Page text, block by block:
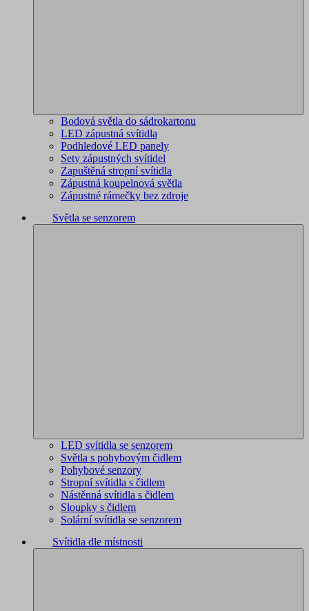
Bodová světla do sádrokartonu
LED zápustná svítidla
Podhledové LED panely
Sety zápustných svítidel
Zapuštěná stropní svítidla
Zápustná koupelnová světla
Zápustné rámečky bez zdroje
Světla se senzorem
LED svítidla se senzorem
Světla s pohybovým čidlem
Pohybové senzory
Stropní svítidla s čidlem
Nástěnná svítidla s čidlem
Sloupky s čidlem
Solární svítidla se senzorem
Svítidla dle místnosti